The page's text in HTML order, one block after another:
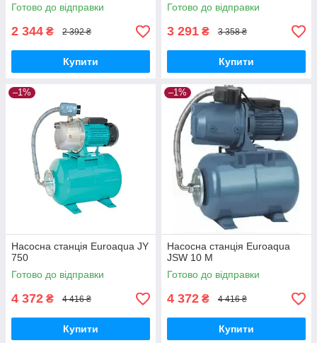
Готово до відправки
2 344 ₴ 2 392 ₴
Купити
Готово до відправки
3 291 ₴ 3 358 ₴
Купити
–1%
Насосна станція Euroaqua JY
750
Готово до відправки
4 372 ₴ 4 416 ₴
Купити
–1%
Насосна станція Euroaqua
JSW 10 M
Готово до відправки
4 372 ₴ 4 416 ₴
Купити